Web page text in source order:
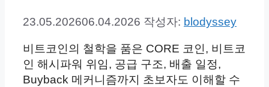
23.05.202606.04.2026 작성자: blodyssey
비트코인의 철학을 품은 CORE 코인, 비트코
인 해시파워 위임, 공급 구조, 배출 일정,
Buyback 메커니즘까지 초보자도 이해할 수